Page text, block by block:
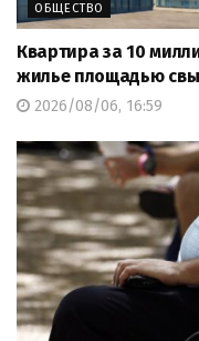
ОБЩЕСТВО
Квартира за 10
жилье площадью
2026/08/06, 16:59